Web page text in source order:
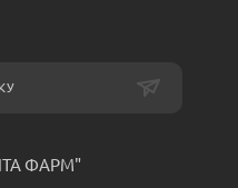
ФАРМ"